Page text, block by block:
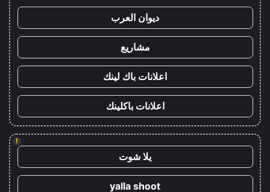
ديوان العرب
مشاريع
اعلانات باك لينك
اعلانات باكلينك
!
يلا شوت
yalla shoot